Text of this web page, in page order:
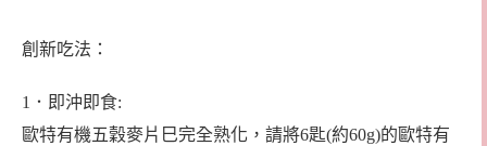
創新吃法：
1．即沖即食:
歐特有機五穀麥片巳完全熟化，請將6匙(約60g)的歐特有